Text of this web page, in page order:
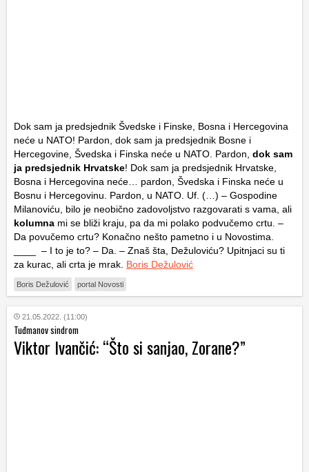
Dok sam ja predsjednik Švedske i Finske, Bosna i Hercegovina
neće u NATO! Pardon, dok sam ja predsjednik Bosne i
Hercegovine, Švedska i Finska neće u NATO. Pardon, dok sam
ja predsjednik Hrvatske! Dok sam ja predsjednik Hrvatske,
Bosna i Hercegovina neće… pardon, Švedska i Finska neće u
Bosnu i Hercegovinu. Pardon, u NATO. Uf. (…) – Gospodine
Milanoviću, bilo je neobično zadovoljstvo razgovarati s vama, ali
kolumna mi se bliži kraju, pa da mi polako podvučemo crtu. –
Da povučemo crtu? Konačno nešto pametno i u Novostima.
____ – I to je to? – Da. – Znaš šta, Dežuloviću? Upitnjaci su ti
za kurac, ali crta je mrak. Boris Dežulović
Boris Dežulović portal Novosti
21.05.2022. (11:00)
Tuđmanov sindrom
Viktor Ivančić: “Što si sanjao, Zorane?”